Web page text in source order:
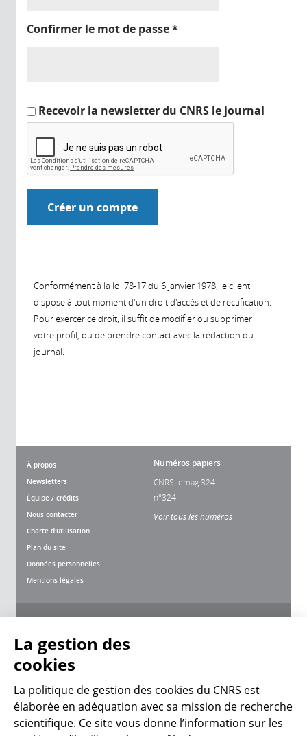
Confirmer le mot de passe*
Recevoir la newsletter du CNRS le journal
Conformément à la loi 78-17 du 6 janvier 1978, le client
dispose à tout moment d'un droit d'accès et de rectification.
Pour exercer ce droit, il suffit de modifier ou supprimer
votre profil, ou de prendre contact avec la rédaction du
journal.
À propos
Newsletters
Équipe / crédits
Nous contacter
Charte d'utilisation
Plan du site
Données personnelles
Mentions légales
Numéros papiers
CNRS lemag 324
n°324
Voir tous les numéros
CNRS Le Mag
La gestion des
cookies
La politique de gestion des cookies du CNRS est
élaborée en adéquation avec sa mission de recherche
scientifique. Ce site vous donne l’information sur les